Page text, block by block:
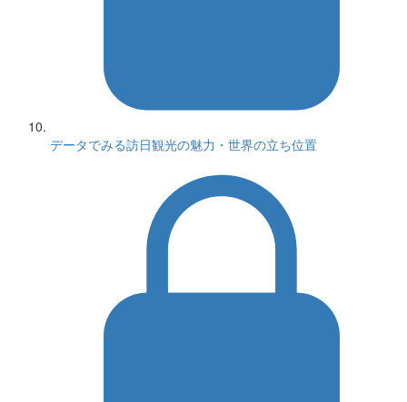
データでみる訪日観光の魅力・世界の立ち位置